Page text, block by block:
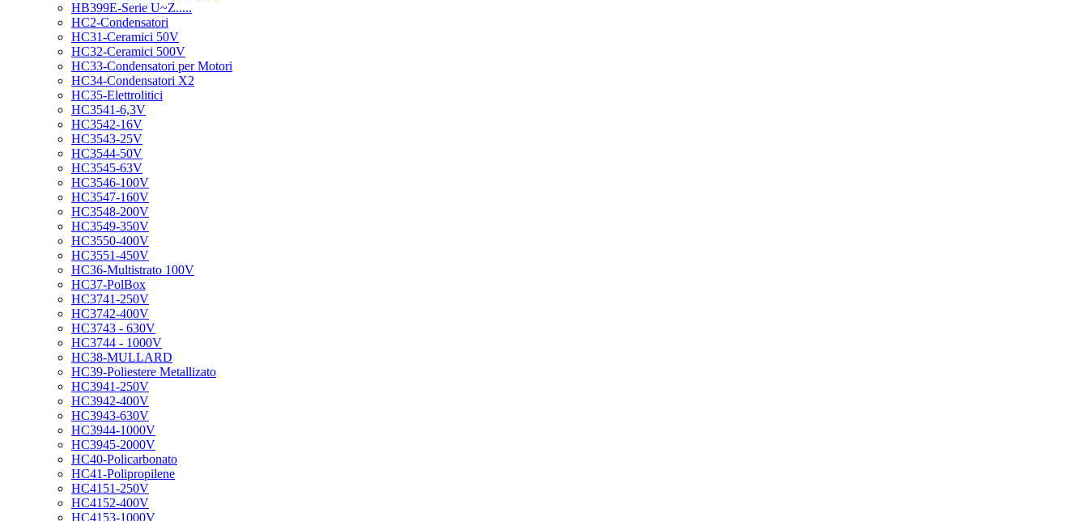
HB399E-Serie U~Z.....
HC2-Condensatori
HC31-Ceramici 50V
HC32-Ceramici 500V
HC33-Condensatori per Motori
HC34-Condensatori X2
HC35-Elettrolitici
HC3541-6,3V
HC3542-16V
HC3543-25V
HC3544-50V
HC3545-63V
HC3546-100V
HC3547-160V
HC3548-200V
HC3549-350V
HC3550-400V
HC3551-450V
HC36-Multistrato 100V
HC37-PolBox
HC3741-250V
HC3742-400V
HC3743 - 630V
HC3744 - 1000V
HC38-MULLARD
HC39-Poliestere Metallizato
HC3941-250V
HC3942-400V
HC3943-630V
HC3944-1000V
HC3945-2000V
HC40-Policarbonato
HC41-Polipropilene
HC4151-250V
HC4152-400V
HC4153-1000V